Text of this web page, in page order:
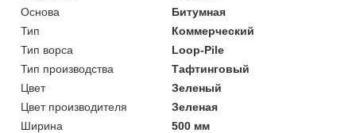
Основа
Битумная
Тип
Коммерческий
Тип ворса
Loop-Pile
Тип производства
Тафтинговый
Цвет
Зеленый
Цвет производителя
Зеленая
Ширина
500 мм